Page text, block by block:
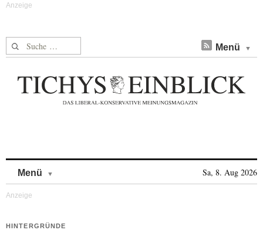
Suche nach: Menü
Menü Sa, 8. Aug 2026
HINTERGRÜNDE